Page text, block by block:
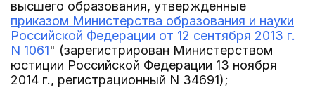
высшего образования, утвержденные
приказом Министерства образования и науки
Российской Федерации от 12 сентября 2013 г.
N 1061" (зарегистрирован Министерством
юстиции Российской Федерации 13 ноября
2014 г., регистрационный N 34691);